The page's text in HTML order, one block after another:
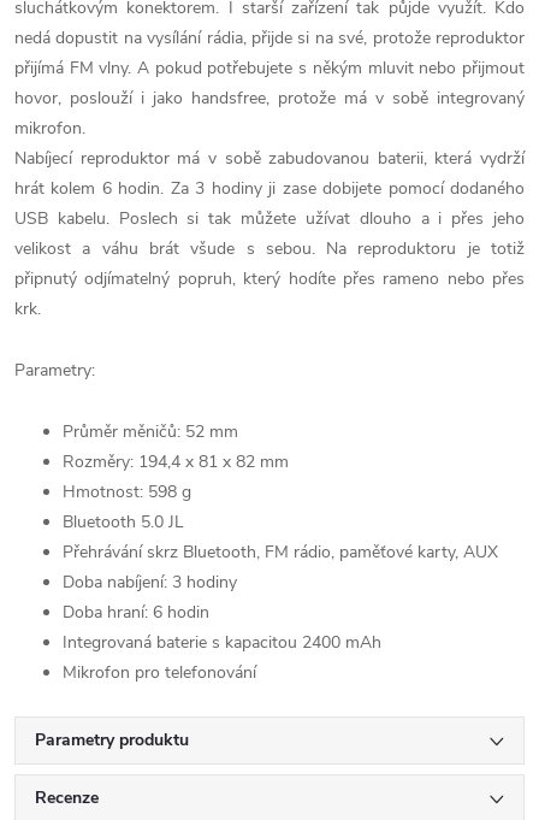
sluchátkovým konektorem. I starší zařízení tak půjde využít. Kdo
nedá dopustit na vysílání rádia, přijde si na své, protože reproduktor
přijímá FM vlny. A pokud potřebujete s někým mluvit nebo přijmout
hovor, poslouží i jako handsfree, protože má v sobě integrovaný
mikrofon.
Nabíjecí reproduktor má v sobě zabudovanou baterii, která vydrží
hrát kolem 6 hodin. Za 3 hodiny ji zase dobijete pomocí dodaného
USB kabelu. Poslech si tak můžete užívat dlouho a i přes jeho
velikost a váhu brát všude s sebou. Na reproduktoru je totiž
připnutý odjímatelný popruh, který hodíte přes rameno nebo přes
krk.
Parametry:
Průměr měničů: 52 mm
Rozměry: 194,4 x 81 x 82 mm
Hmotnost: 598 g
Bluetooth 5.0 JL
Přehrávání skrz Bluetooth, FM rádio, paměťové karty, AUX
Doba nabíjení: 3 hodiny
Doba hraní: 6 hodin
Integrovaná baterie s kapacitou 2400 mAh
Mikrofon pro telefonování
Parametry produktu
Recenze